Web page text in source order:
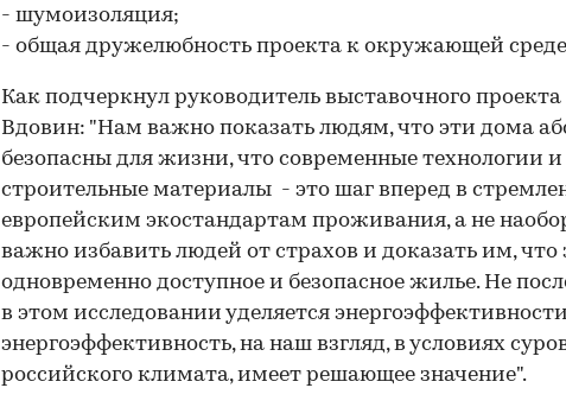
- шумоизоляция;
- общая дружелюбность проекта к окружающей
Как подчеркнул руководитель выставочного
Вдовин: "Нам важно показать людям, что эти дома
безопасны для жизни, что современные технологии и
строительные материалы - это шаг вперед в
европейским экостандартам проживания, а не
важно избавить людей от страхов и доказать им, что
одновременно доступное и безопасное жилье. Не
в этом исследовании уделяется
энергоэффективность, на наш взгляд, в условиях
российского климата, имеет решающее значение".